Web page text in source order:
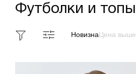
Футболки и топы
Фильтр Разделы
НовизнаЦена выше